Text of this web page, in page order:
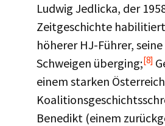
Ludwig Jedlicka, der
Zeitgeschichte
höherer HJ-Führer,
Schweigen überging;[8]
einem starken
Benedikt (einem